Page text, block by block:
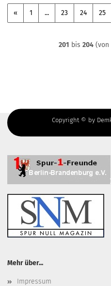
« 1 ... 23 24 25
201 bis 204 (von
Copyright © by
Mehr über...
Impressum